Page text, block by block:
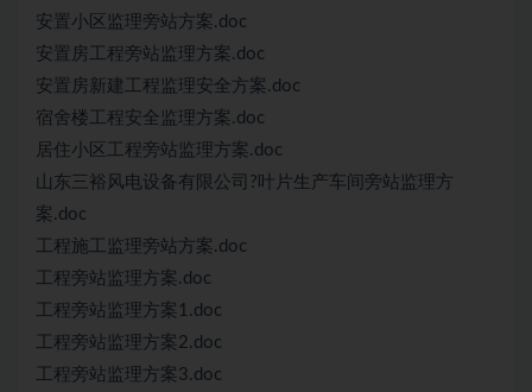
安置小区监理旁站方案.doc
安置房工程旁站监理方案.doc
安置房新建工程监理安全方案.doc
宿舍楼工程安全监理方案.doc
居住小区工程旁站监理方案.doc
山东三裕风电设备有限公司?叶片生产车间旁站监理方
案.doc
工程施工监理旁站方案.doc
工程旁站监理方案.doc
工程旁站监理方案1.doc
工程旁站监理方案2.doc
工程旁站监理方案3.doc